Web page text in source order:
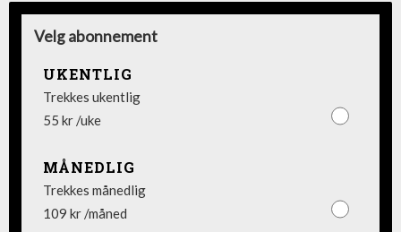
Velg abonnement
UKENTLIG
Trekkes ukentlig
55 kr /uke
MÅNEDLIG
Trekkes månedlig
109 kr /måned